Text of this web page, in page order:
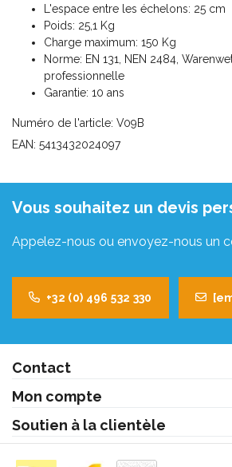
L'espace entre les échelons: 25 cm
Poids: 25,1 Kg
Charge maximum: 150 Kg
Norme: EN 131, NEN 2484,
professionnelle
Garantie: 10 ans
Numéro de l'article: V09B
EAN: 5413432024097
Vous souhaitez un devis
Appelez-nous ou envoyez-nous un
+32 (0) 496 532 330
Contact
Mon compte
Soutien à la clientèle